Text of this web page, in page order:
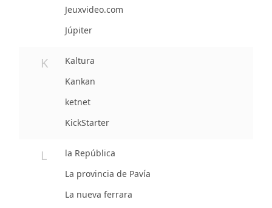
Jeuxvideo.com
Júpiter
K
Kaltura
Kankan
ketnet
KickStarter
L
la República
La provincia de Pavía
La nueva ferrara